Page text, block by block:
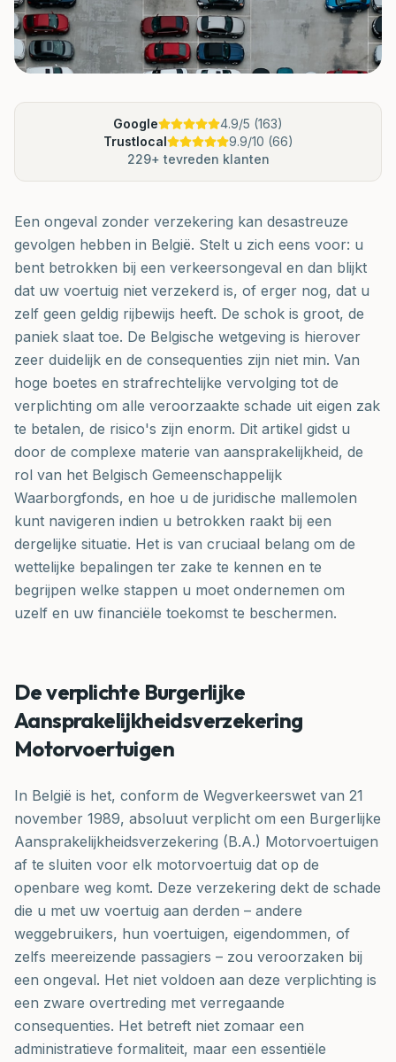
Google 4.9/5 (163)
Trustlocal
9.9/10 (66)
229+ tevreden klanten
Een ongeval zonder verzekering kan desastreuze
gevolgen hebben in België. Stelt u zich eens voor: u
bent betrokken bij een verkeersongeval en dan blijkt
dat uw voertuig niet verzekerd is, of erger nog, dat u
zelf geen geldig rijbewijs heeft. De schok is groot, de
paniek slaat toe. De Belgische wetgeving is hierover
zeer duidelijk en de consequenties zijn niet min. Van
hoge boetes en strafrechtelijke vervolging tot de
verplichting om alle veroorzaakte schade uit eigen zak
te betalen, de risico's zijn enorm. Dit artikel gidst u
door de complexe materie van aansprakelijkheid, de
rol van het Belgisch Gemeenschappelijk
Waarborgfonds, en hoe u de juridische mallemolen
kunt navigeren indien u betrokken raakt bij een
dergelijke situatie. Het is van cruciaal belang om de
wettelijke bepalingen ter zake te kennen en te
begrijpen welke stappen u moet ondernemen om
uzelf en uw financiële toekomst te beschermen.
De verplichte Burgerlijke
Aansprakelijkheidsverzekering
Motorvoertuigen
In België is het, conform de Wegverkeerswet van 21
november 1989, absoluut verplicht om een Burgerlijke
Aansprakelijkheidsverzekering (B.A.) Motorvoertuigen
af te sluiten voor elk motorvoertuig dat op de
openbare weg komt. Deze verzekering dekt de schade
die u met uw voertuig aan derden – andere
weggebruikers, hun voertuigen, eigendommen, of
zelfs meereizende passagiers – zou veroorzaken bij
een ongeval. Het niet voldoen aan deze verplichting is
een zware overtreding met verregaande
consequenties. Het betreft niet zomaar een
administratieve formaliteit, maar een essentiële